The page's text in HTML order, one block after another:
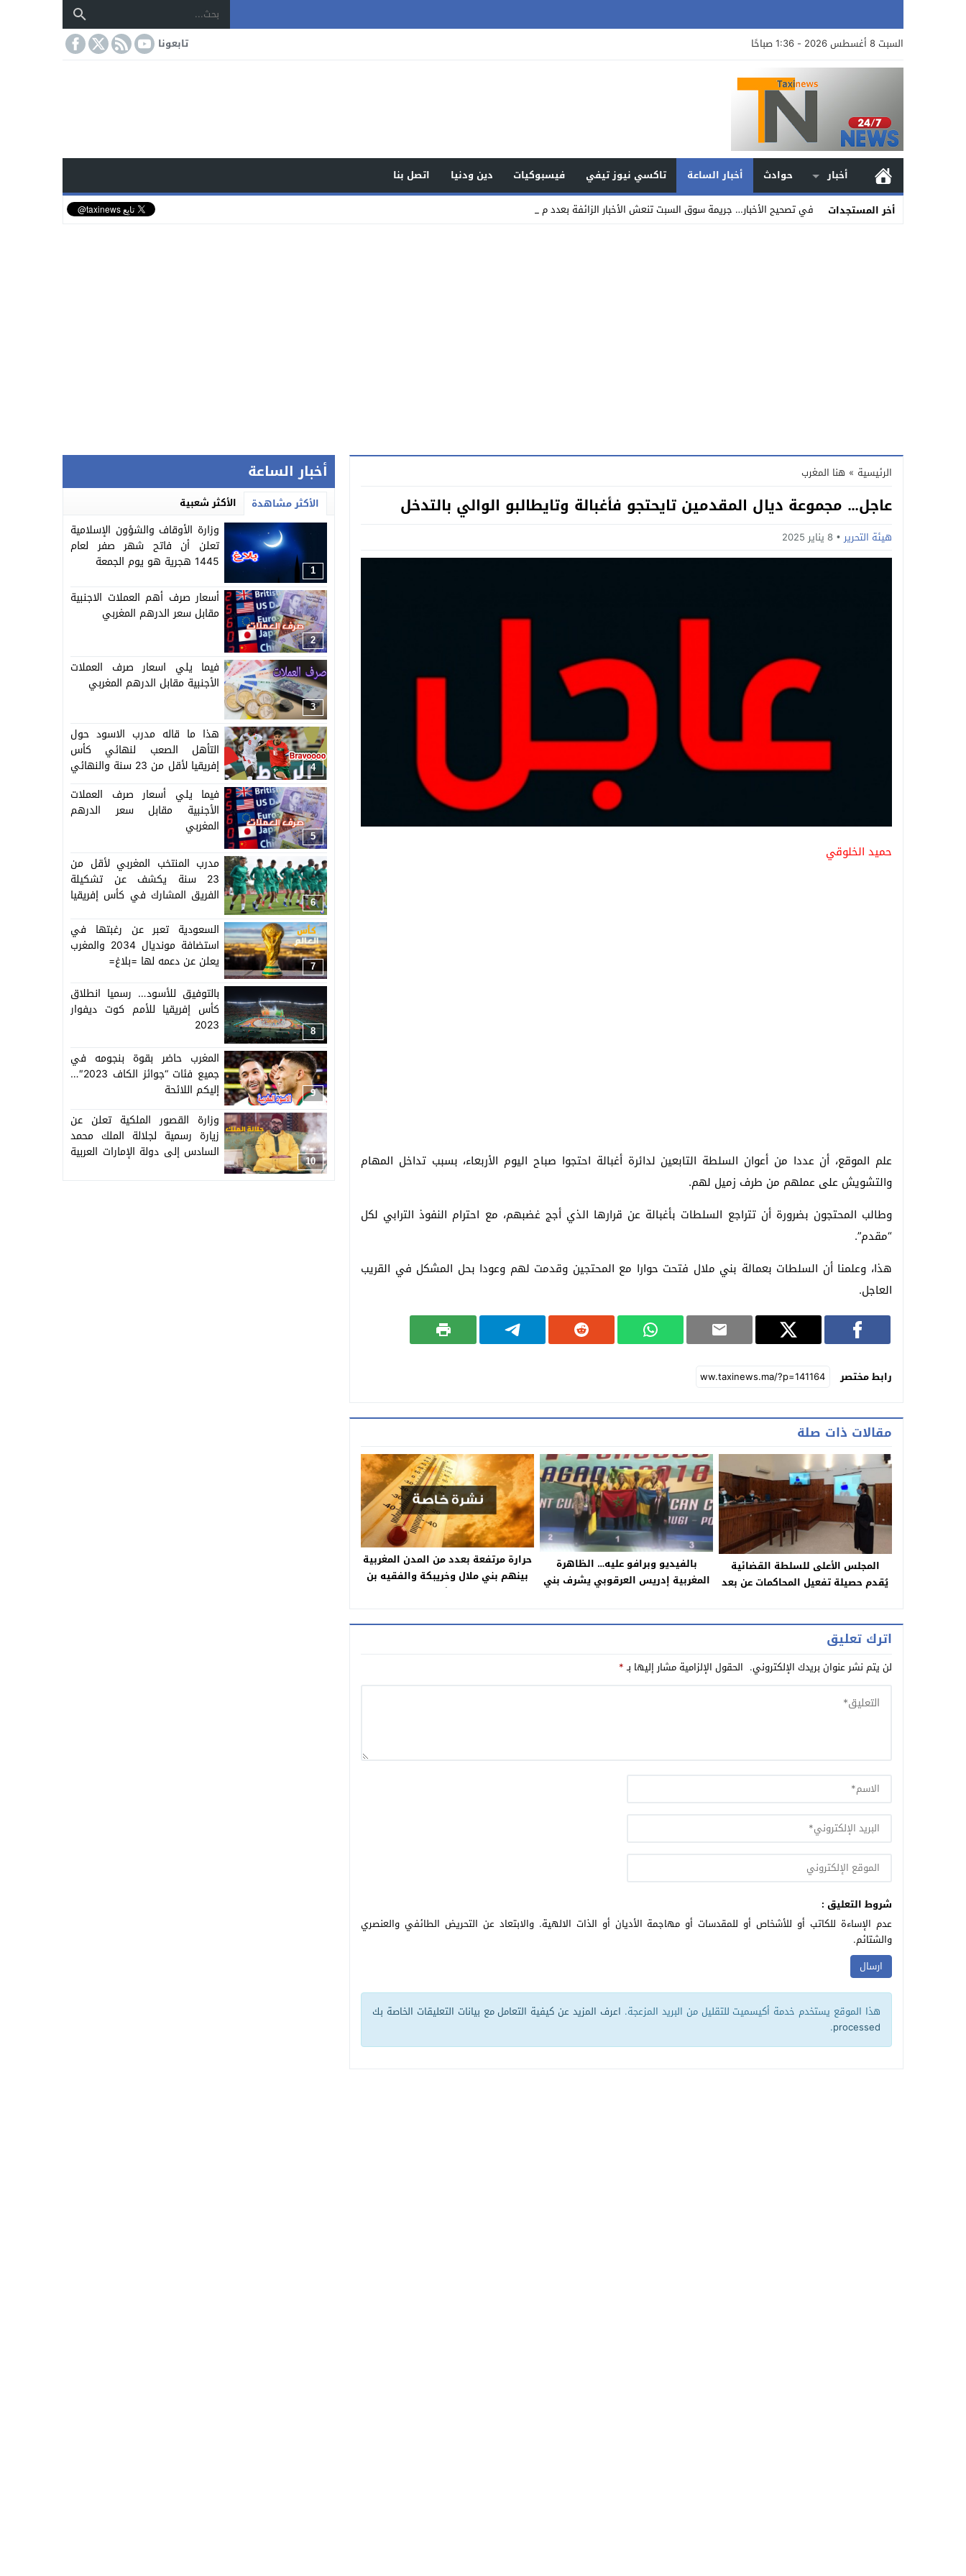
السبت 8 أغسطس 2026 - 1:36 صباحًا تابعونا
أخبار حوادث أخبار الساعة تاكسي نيوز تيفي فيسبوكيات دين ودنيا
اتصل بنا
أخر المستجدات
في تصحيح الأخبار… جريمة سوق السبت تنعش الأخبار الزائفة بعدد من المواقع ال _
الرئيسية » هنا المغرب
عاجل… مجموعة ديال المقدمين تايحتجو فأغبالة وتايطالبو الوالي بالتدخل
هيئة التحرير 8 يناير 2025
حميد الخلوقي
علم الموقع، أن عددا من أعوان السلطة التابعين لدائرة أغبالة احتجوا صباح اليوم الأربعاء، بسبب تداخل المهام
والتشويش على عملهم من طرف زميل لهم.
وطالب المحتجون بضرورة أن تتراجع السلطات بأغبالة عن قرارها الذي أجج غضبهم، مع احترام النفوذ الترابي لكل
“مقدم”.
هذا، وعلمنا أن السلطات بعمالة بني ملال فتحت حوارا مع المحتجين وقدمت لهم وعودا بحل المشكل في القريب
العاجل.
رابط مختصر
مقالات ذات صلة
المجلس الأعلى للسلطة القضائية
يُقدم حصيلة تفعيل المحاكمات عن بعد
بالفيديو وبرافو عليه… الظاهرة
المغربية إدريس العرقوبي يشرف بني
البومسي ويرفع العلم المغربي بأكادير
حرارة مرتفعة بعدد من المدن المغربية
بينهم بني ملال وخريبكة والفقيه بن
صالح وخنيفرة =نشرة من المستوى
اترك تعليق
لن يتم نشر عنوان بريدك الإلكتروني. الحقول الإلزامية مشار إليها بـ*
شروط التعليق :
عدم الإساءة للكاتب أو للأشخاص أو للمقدسات أو مهاجمة الأديان أو الذات الالهية. والابتعاد عن التحريض الطائفي والعنصري
والشتائم.
هذا الموقع يستخدم خدمة أكيسميت للتقليل من البريد المزعجة. اعرف المزيد عن كيفية التعامل مع بيانات التعليقات الخاصة بك
processed
.
أخبار الساعة
الأكثر مشاهدة الأكثر شعبية
1
وزارة الأوقاف والشؤون الإسلامية
تعلن أن فاتح شهر صفر لعام
1445 هجرية هو يوم الجمعة
2
أسعار صرف أهم العملات الاجنبية
مقابل سعر الدرهم المغربي
3
فيما يلي اسعار صرف العملات
الأجنبية مقابل الدرهم المغربي
4
هذا ما قاله مدرب الاسود حول
التأهل الصعب لنهائي كأس
إفريقيا لأقل من 23 سنة والنهائي
5
فيما يلي أسعار صرف العملات
الأجنبية مقابل سعر الدرهم
المغربي
6
مدرب المنتخب المغربي لأقل من
23 سنة يكشف عن تشكيلة
الفريق المشارك في كأس إفريقيا
7
السعودية تعبر عن رغبتها في
استضافة مونديال 2034 والمغرب
يعلن عن دعمه لها =بلاغ=
8
بالتوفيق للأسود… رسميا انطلاق
كأس إفريقيا للأمم كوت ديفوار
2023
9
المغرب حاضر بقوة بنجومه في
جميع فئات “جوائز الكاف 2023″…
إليكم اللائحة
10
وزارة القصور الملكية تعلن عن
زيارة رسمية لجلالة الملك محمد
السادس إلى دولة الإمارات العربية